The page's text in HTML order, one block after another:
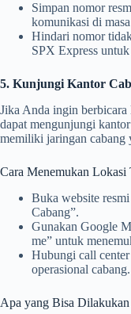
Simpan nomor
komunikasi di
Hindari nomor
SPX Express
5. Kunjungi Kantor
Jika Anda ingin
dapat mengunjungi
memiliki jaringan cabang
Cara Menemukan Lokasi
Buka website
Cabang”.
Gunakan Google
me” untuk
Hubungi call
operasional cabang.
Apa yang Bisa